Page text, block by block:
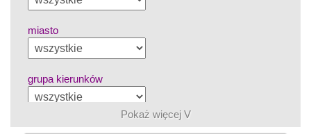
miasto
grupa kierunków
język
Pokaż więcej V